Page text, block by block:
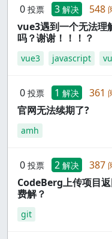
0 投票 3 解决 548
vue3遇到一个无法理
吗？谢谢！！！？
vue3 javascript
0 投票 1 解决 361
官网无法续期了?
amh
0 投票 2 解决 387
CodeBerg上传项目
费解？
git